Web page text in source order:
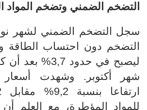
التضخم الضمني وتضخم المواد
سجل
التضخم دون احتساب الطاقة
ليصبح في حدود 3 ,7
%بعد أن
شهر أكتوبر . وشهدت أسعار
ارتفاعا بنسبة9,2%
للمواد المؤطرة، مع العلم أن